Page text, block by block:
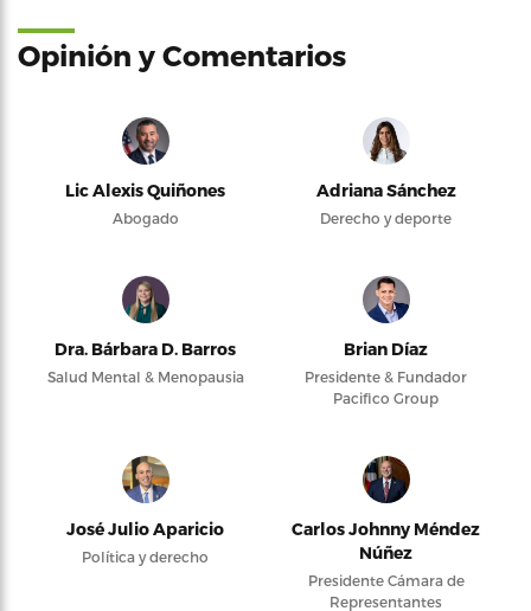
Opinión y Comentarios
Lic Alexis Quiñones
Abogado
Adriana Sánchez
Derecho y deporte
Dra. Bárbara D. Barros
Salud Mental & Menopausia
Brian Díaz
Presidente & Fundador
Pacifico Group
José Julio Aparicio
Política y derecho
Carlos Johnny Méndez
Núñez
Presidente Cámara de
Representantes